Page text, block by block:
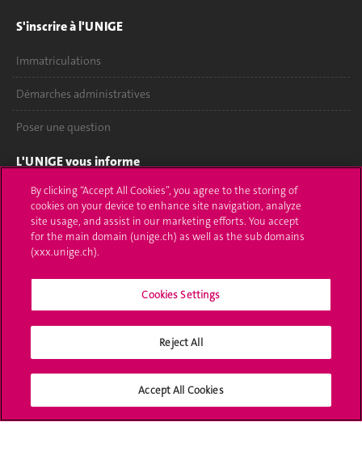
S'inscrire à l'UNIGE
Immatriculations
Démarches administratives
Poser une question
L'UNIGE vous informe
UNIGE Mobile
Médias
Offres d'emploi
Calendrier académique
Médias sociaux UNIGE
By clicking “Accept All Cookies”, you agree to the storing of
cookies on your device to enhance site navigation, analyze
site usage, and assist in our marketing efforts. You accept
for the main domain (unige.ch) as well as the sub domains
(xxx.unige.ch).
Cookies Settings
Reject All
Accept All Cookies